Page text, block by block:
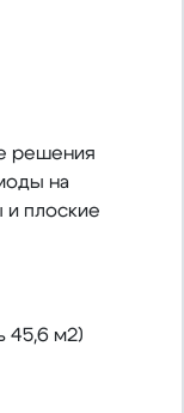
решения
на
плоские
45,6 м2)